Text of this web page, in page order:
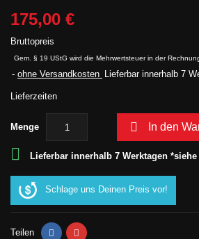
175,00 €
Bruttopreis
Gem. § 19 UStG wird die Mehrwertsteuer in der
ohne Versandkosten Lieferbar innerhalb 7
Lieferzeiten
Menge  In den
 Lieferbar innerhalb 7 Werktagen
Schlage uns Deinen Preis vor!
Teilen